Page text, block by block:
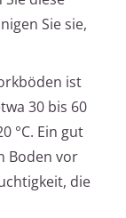
Sie sie,
ist
30 bis 60
°C. Ein gut
Boden vor
die